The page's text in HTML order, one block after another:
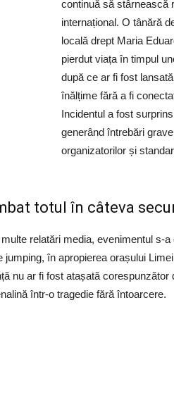
continuă să stârnească
internațional. O tânără
locală drept Maria
pierdut viața în timpul
după ce ar fi fost
înălțime fără a fi
Incidentul a fost
generând întrebări
organizatorilor și
totul în câteva
relatări media, evenimentul s-
în apropierea orașului
nu ar fi fost atașată
într-o tragedie fără întoarcere.